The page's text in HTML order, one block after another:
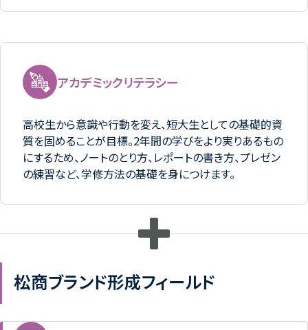
アカデミックリテラシー
高校生から意識や行動を変え、短大生としての基礎的資
質を固めることが目標。2年間の学びをより実りあるもの
にするため、ノートのとり方、レポートの書き方、プレゼン
の練習など、学修方法の基礎を身につけます。
松商ブランド形成フィールド